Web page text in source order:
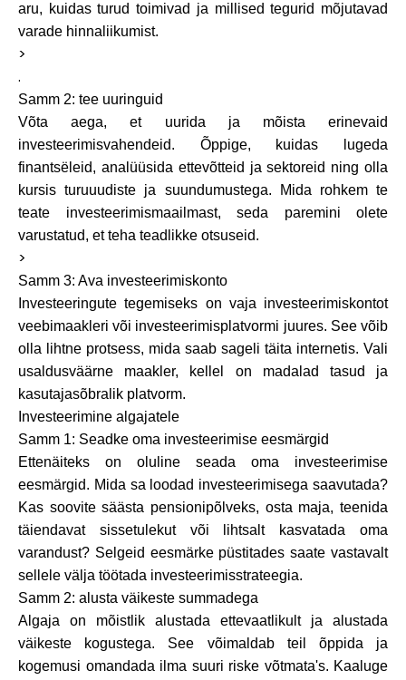
Voorude ajalugu
Blogi
Võta meiega ühendust
Abi
Minu konto
Hankige rahastust
ask@scrambleup.com
+372 712 2955
aru, kuidas turud toimivad ja millised tegurid mõjutavad
varade hinnaliikumist.
>
.
Samm 2: tee uuringuid
Võta aega, et uurida ja mõista erinevaid
investeerimisvahendeid. Õppige, kuidas lugeda
finantsëleid, analüüsida ettevõtteid ja sektoreid ning olla
kursis turuuudiste ja suundumustega. Mida rohkem te
teate investeerimismaailmast, seda paremini olete
varustatud, et teha teadlikke otsuseid.
>
Samm 3: Ava investeerimiskonto
Investeeringute tegemiseks on vaja investeerimiskontot
veebimaakleri või investeerimisplatvormi juures. See võib
olla lihtne protsess, mida saab sageli täita internetis. Vali
usaldusväärne maakler, kellel on madalad tasud ja
kasutajasõbralik platvorm.
Investeerimine algajatele
Samm 1: Seadke oma investeerimise eesmärgid
Ettenäiteks on oluline seada oma investeerimise
eesmärgid. Mida sa loodad investeerimisega saavutada?
Kas soovite säästa pensionipõlveks, osta maja, teenida
täiendavat sissetulekut või lihtsalt kasvatada oma
varandust? Selgeid eesmärke püstitades saate vastavalt
sellele välja töötada investeerimisstrateegia.
Samm 2: alusta väikeste summadega
Algaja on mõistlik alustada ettevaatlikult ja alustada
väikeste kogustega. See võimaldab teil õppida ja
kogemusi omandada ilma suuri riske võtmata's. Kaaluge